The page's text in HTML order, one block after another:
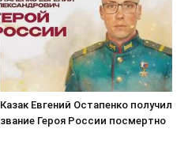
Казак Евгений Остапенко получил
звание Героя России посмертно